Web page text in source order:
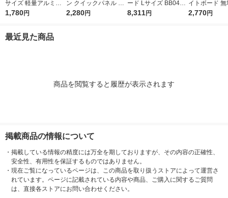
サイズ 軽量アルミ製
DSパネル シルバー 1
1,780円
ン クイックパネル A1
（外寸：864×617m
2,280円
ード Lサイズ BB045 1
台
8,311円
イトボード
600mm 壁掛
2,770円
最近見た商品
商品を閲覧すると履歴が表示されます
掲載商品の情報について
・ 掲載している情報の精度には万全を期しておりますが、その内容の正確性、
安全性、有用性を保証するものではありません。
・ 現在ご覧になっているページは、この商品を取り扱うストアによって運営さ
れています。ページに記載されている内容や商品、ご購入に関するご質問
は、直接各ストアにお問い合わせください。